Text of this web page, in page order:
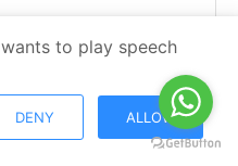
wants to play speech
DENY ALLOW